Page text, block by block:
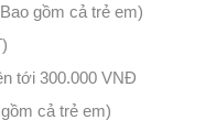
gồm cả trẻ em)
tới 300.000 VNĐ
cả trẻ em)